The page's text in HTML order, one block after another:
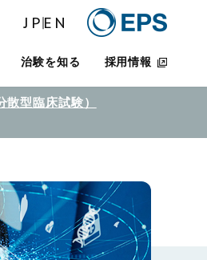
JPEN
治験を知る 採用情報
散型臨床試験）​